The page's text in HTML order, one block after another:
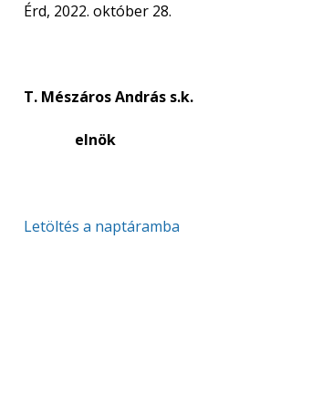
Érd, 2022. október 28.
T. Mészáros András s.k.
elnök
Letöltés a naptáramba